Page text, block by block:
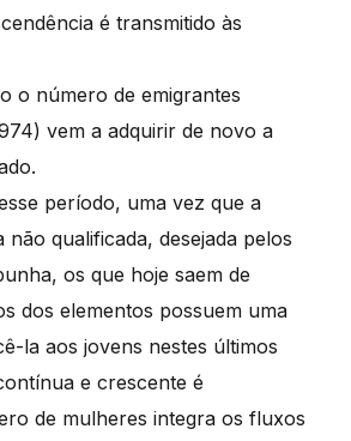
é transmitido às
o número de emigrantes
vem a adquirir de novo a
período, uma vez que a
qualificada, desejada pelos
os que hoje saem de
dos elementos possuem uma
la aos jovens nestes últimos
e crescente é
de mulheres integra os fluxos